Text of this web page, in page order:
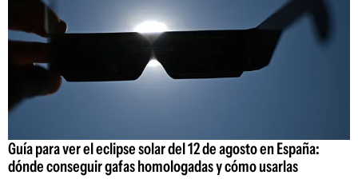
Guía para ver el eclipse solar del 12 de agosto en España:
dónde conseguir gafas homologadas y cómo usarlas